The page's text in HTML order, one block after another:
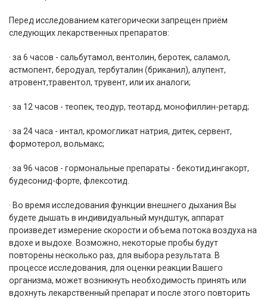
Перед исследованием категорически запрещен приём
следующих лекарственных препаратов:
· за 6 часов - сальбутамол, вентолин, беротек, саламол,
астмопент, беродуал, тербуталин (бриканил), алупент,
атровент,травентол, трувент, или их аналоги;
· за 12 часов - теопек, теодур, теотард, монофиллин-ретард;
· за 24 часа - интал, кромогликат натрия, дитек, сервент,
формотерол, вольмакс;
· за 96 часов - гормональные препараты - бекотид,ингакорт,
будесонид-форте, флексотид.
· Во время исследования функции внешнего дыхания Вы
будете дышать в индивидуальный мундштук, аппарат
произведет измерение скорости и объема потока воздуха на
вдохе и выдохе. Возможно, некоторые пробы будут
повторены несколько раз, для выбора результата. В
процессе исследования, для оценки реакции Вашего
организма, может возникнуть необходимость принять или
вдохнуть лекарственный препарат и после этого повторить